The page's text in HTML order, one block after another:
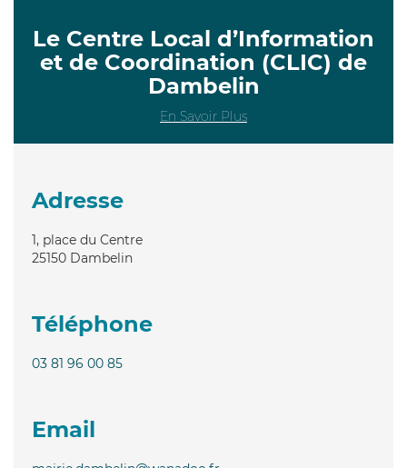
Le Centre Local d’Information
et de Coordination (CLIC) de
Dambelin
En Savoir Plus
Adresse
1, place du Centre
25150 Dambelin
Téléphone
03 81 96 00 85
Email